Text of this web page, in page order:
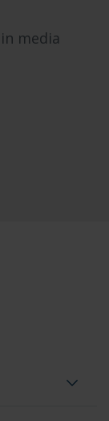
media